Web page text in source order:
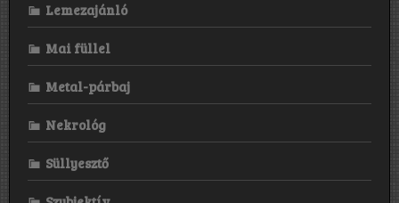
Lemezajánló
Mai füllel
Metal-párbaj
Nekrológ
Süllyesztő